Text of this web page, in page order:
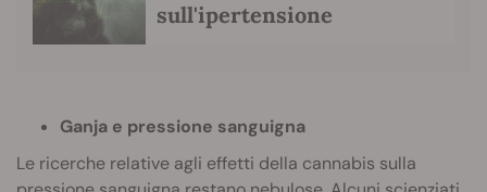
sull'ipertensione
Ganja e pressione sanguigna
Le ricerche relative agli effetti della cannabis sulla